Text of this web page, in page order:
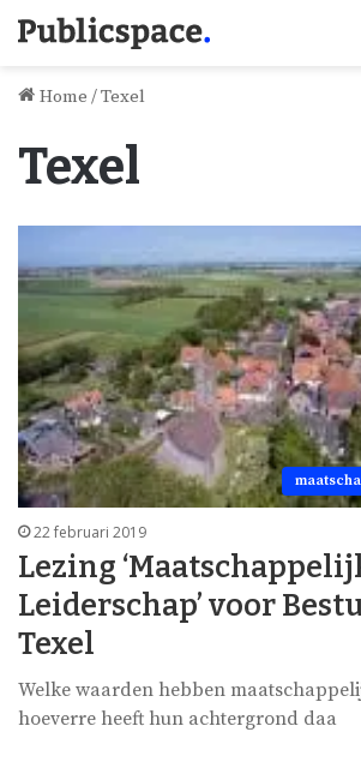
Home /Texel
Texel
22 februari 2019
Lezing
Leiderschap’ voor
Texel
Welke waarden hebben
hoeverre heeft hun achtergrond daa